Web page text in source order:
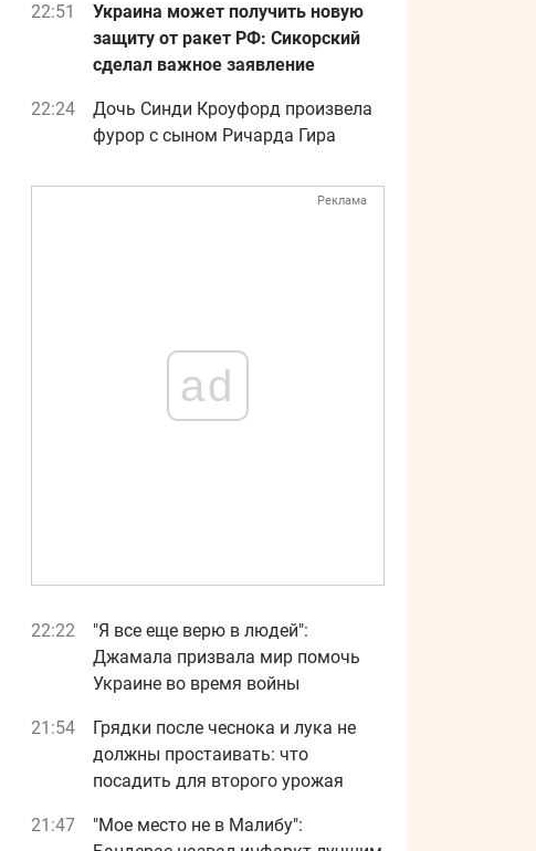
22:51
Украина может получить новую
защиту от ракет РФ: Сикорский
сделал важное заявление
22:24
Дочь Синди Кроуфорд произвела
фурор с сыном Ричарда Гира
Реклама
ad
22:22
"Я все еще верю в людей":
Джамала призвала мир помочь
Украине во время войны
21:54
Грядки после чеснока и лука не
должны простаивать: что
посадить для второго урожая
21:47
"Мое место не в Малибу":